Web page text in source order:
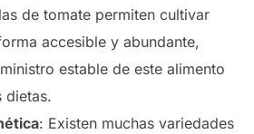
de tomate permiten cultivar
accesible y abundante,
estable de este alimento
dietas.
: Existen muchas variedades